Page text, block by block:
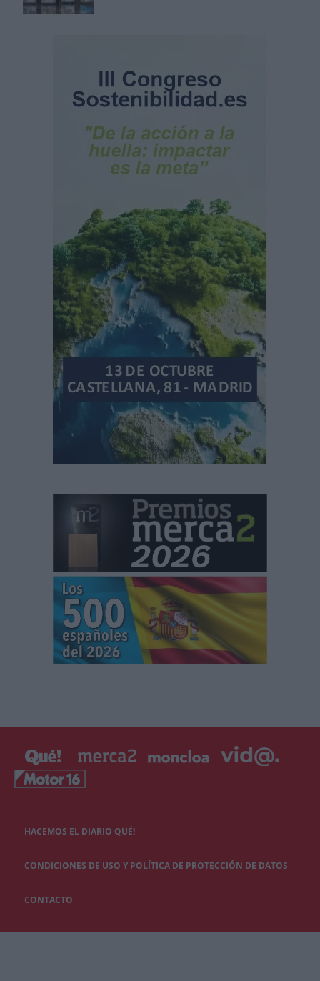
HACEMOS EL DIARIO QUÉ!
CONDICIONES DE USO Y POLÍTICA DE PROTECCIÓN DE DATOS
CONTACTO